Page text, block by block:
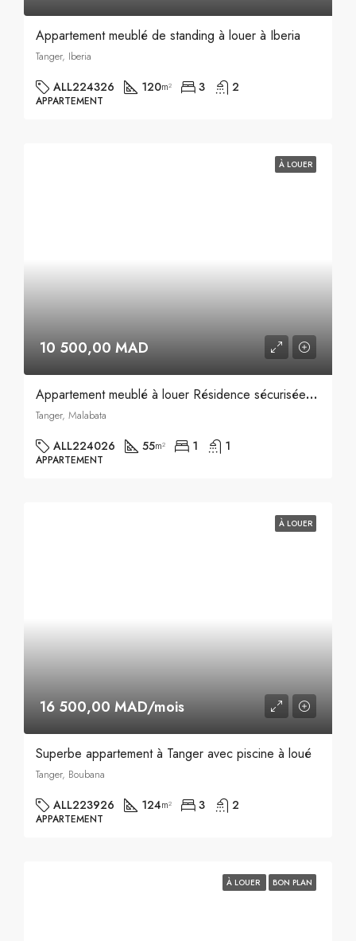
Appartement meublé de standing à louer à Iberia
Tanger, Iberia
ALL224326 120m² 3 2
APPARTEMENT
À LOUER
10 500,00 MAD
Appartement meublé à louer Résidence sécurisée avec piscine
Tanger, Malabata
ALL224026 55m² 1 1
APPARTEMENT
À LOUER
16 500,00 MAD/mois
Superbe appartement à Tanger avec piscine à loué
Tanger, Boubana
ALL223926 124m² 3 2
APPARTEMENT
À LOUER BON PLAN